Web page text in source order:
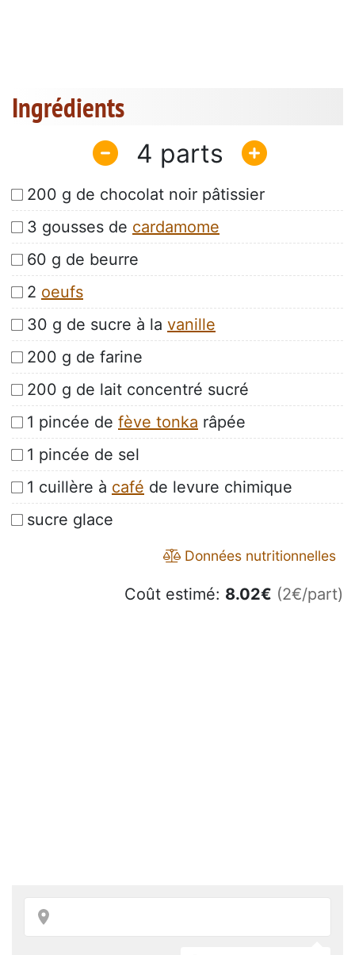
Ingrédients
4
200 g de chocolat noir pâtissier
3 gousses de cardamome
60 g de beurre
2 oeufs
30 g de sucre à la vanille
200 g de farine
200 g de lait concentré sucré
1 pincée de fève tonka râpée
1 pincée de sel
1 cuillère à café de levure chimique
sucre glace
Données nutritionnelles
Coût estimé: 8.02€ (2€/part)